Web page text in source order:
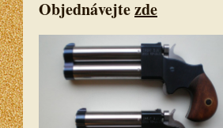
Objednávejtezde